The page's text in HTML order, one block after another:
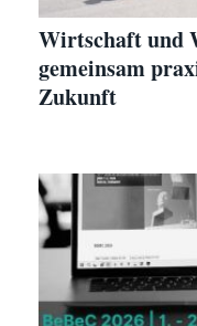
Wirtschaft und
gemeinsam
Zukunft